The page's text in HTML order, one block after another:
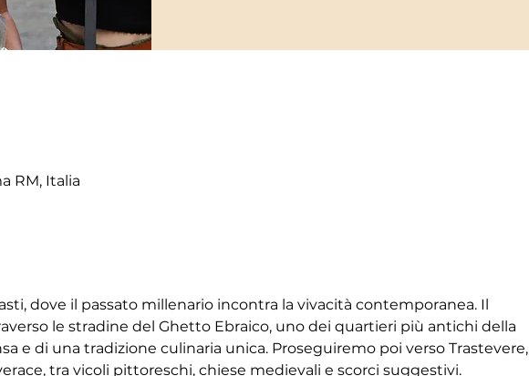
RM, Italia
dove il passato millenario incontra la vivacità contemporanea. Il
le stradine del Ghetto Ebraico, uno dei quartieri più antichi della
e di una tradizione culinaria unica. Proseguiremo poi verso Trastevere,
tra vicoli pittoreschi, chiese medievali e scorci suggestivi.